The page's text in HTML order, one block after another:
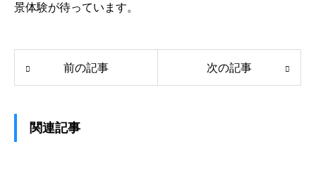
景体験が待っています。
前の記事 次の記事
関連記事